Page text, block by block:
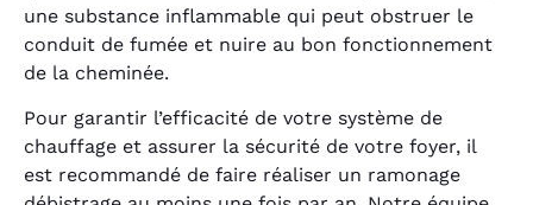
une substance inflammable qui peut obstruer le
conduit de fumée et nuire au bon fonctionnement
de la cheminée.
Pour garantir l’efficacité de votre système de
chauffage et assurer la sécurité de votre foyer, il
est recommandé de faire réaliser un ramonage